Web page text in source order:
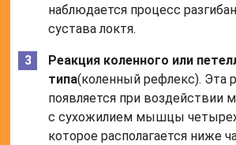
наблюдается процесс
сустава локтя.
Реакция коленного или
типа(коленный рефлекс). Эта
появляется при воздействии
с сухожилием мышцы
которое располагается ниже